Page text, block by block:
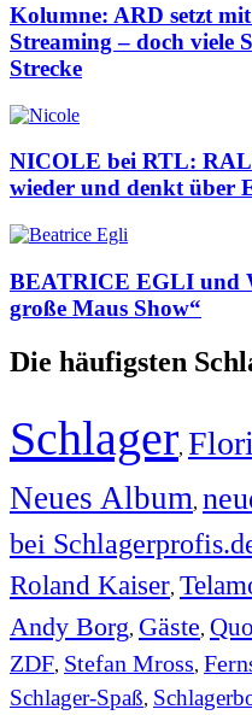
Kolumne: ARD setzt
Streaming – doch viele
Strecke
NICOLE bei RTL:
wieder und denkt über
BEATRICE EGLI und
große Maus Show“
Die häufigsten
Schlager,
Neues Album,
bei
Roland Kaiser,
Andy Borg, Gäste,
ZDF, Stefan Mross,
Schlager-Spaß,